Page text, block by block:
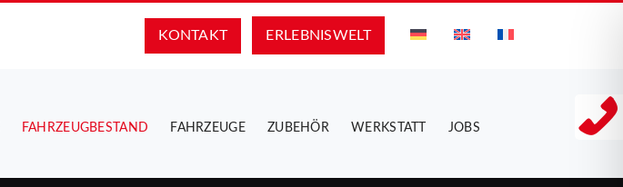
ERLEBNIS­WELT
KONTAKT
FAHRZEUGBESTAND FAHRZEUGE ZUBEHÖR WERKSTATT JOBS